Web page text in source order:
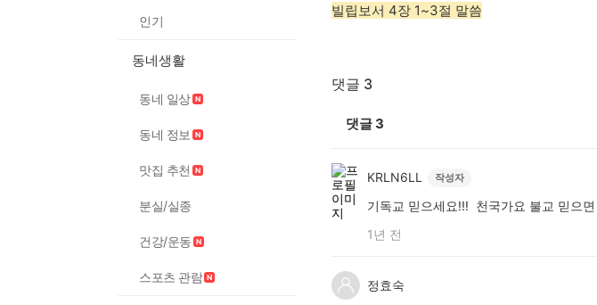
인기
동네생활
동네 일상
동네 정보
맛집 추천
분실/실종
건강/운동
스포츠 관람
빌립보서 4장 1~3절 말씀
댓글 3
댓글 3
KRLN6LL 작성자
기독교 믿으세요!!! 천국가요 불교 믿으
1년 전
정효숙